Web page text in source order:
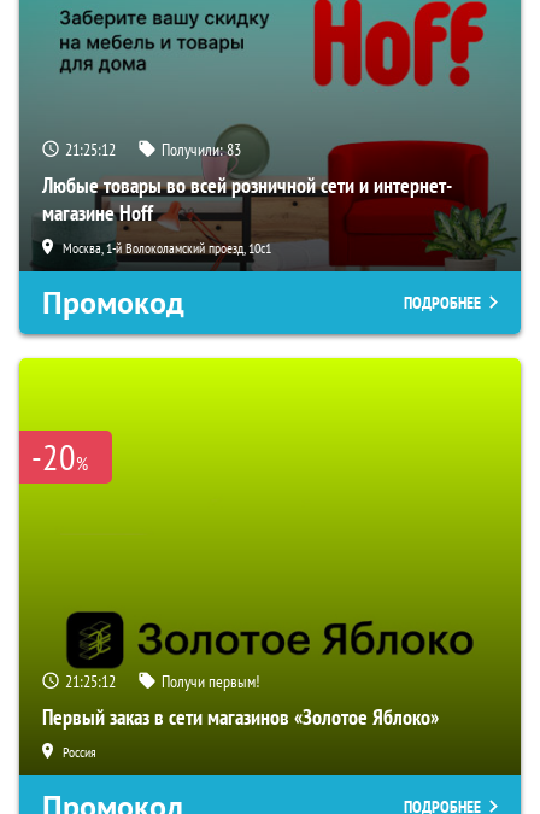
21:25:11 Получили:83
Любые товары во всей розничной сети и интернет-
магазине Hoff
Москва, 1-й Волоколамский проезд, 10с1
Промокод ПОДРОБНЕЕ
-20%
21:25:11 Получи первым!
Первый заказ в сети магазинов «Золотое Яблоко»
Россия
ПОДРОБНЕЕ